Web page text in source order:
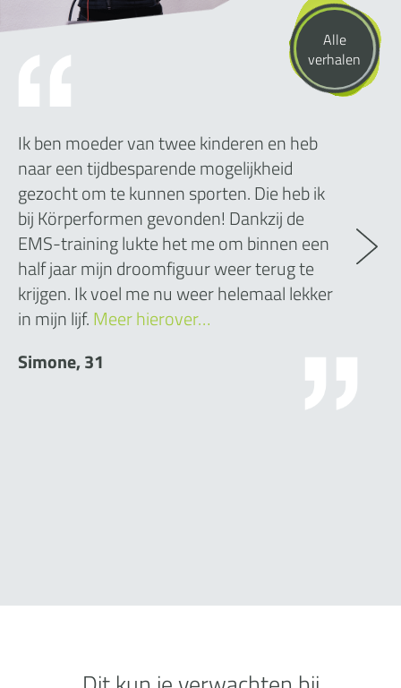
Alle
verhalen
Ik ben moeder van twee kinderen en heb
naar een tijdbesparende mogelijkheid
gezocht om te kunnen sporten. Die heb ik
bij Körperformen gevonden! Dankzij de
EMS-training lukte het me om binnen een
half jaar mijn droomfiguur weer terug te
krijgen. Ik voel me nu weer helemaal lekker
in mijn lijf.Meer hierover…
Simone, 31